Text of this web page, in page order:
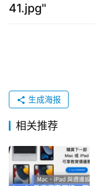
41.jpg"
生成海报
相关推荐